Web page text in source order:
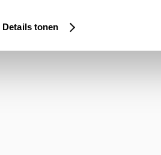
Details tonen